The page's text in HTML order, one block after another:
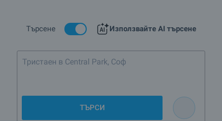
Търсене Използвайте AI търсене
Тристаен в Central Park, София до 5-ти етаж
ТЪРСИ